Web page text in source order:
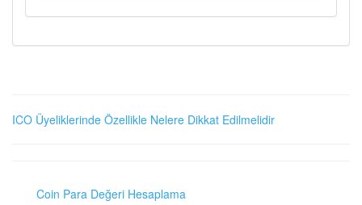
ICO Üyeliklerinde Özellikle Nelere Dikkat Edilmelidir
Coin Para Değeri Hesaplama